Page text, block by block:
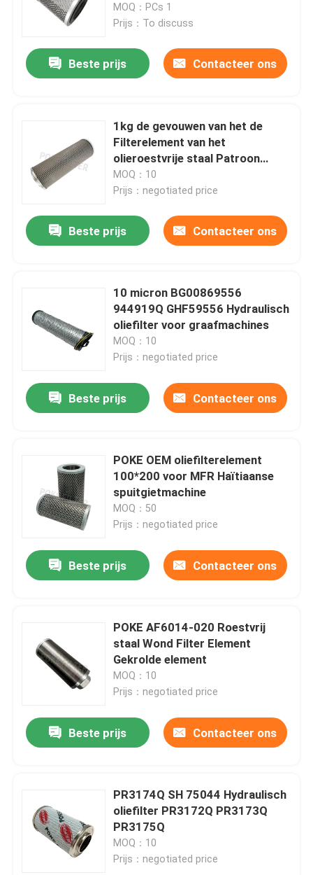
MOQ：PCs 1
Prijs：To discuss
Beste prijs Contacteer ons
1kg de gevouwen van het de
Filterelement van het
olieroestvrije staal Patroon
HC8300FOM16H
HC8300FOR16H
MOQ：10
Prijs：negotiated price
Beste prijs Contacteer ons
10 micron BG00869556
944919Q GHF59556 Hydraulisch
oliefilter voor graafmachines
MOQ：10
Prijs：negotiated price
Beste prijs Contacteer ons
POKE OEM oliefilterelement
100*200 voor MFR Haïtiaanse
spuitgietmachine
MOQ：50
Prijs：negotiated price
Beste prijs Contacteer ons
POKE AF6014-020 Roestvrij
staal Wond Filter Element
Gekrolde element
MOQ：10
Prijs：negotiated price
Beste prijs Contacteer ons
PR3174Q SH 75044 Hydraulisch
oliefilter PR3172Q PR3173Q
PR3175Q
MOQ：10
Prijs：negotiated price